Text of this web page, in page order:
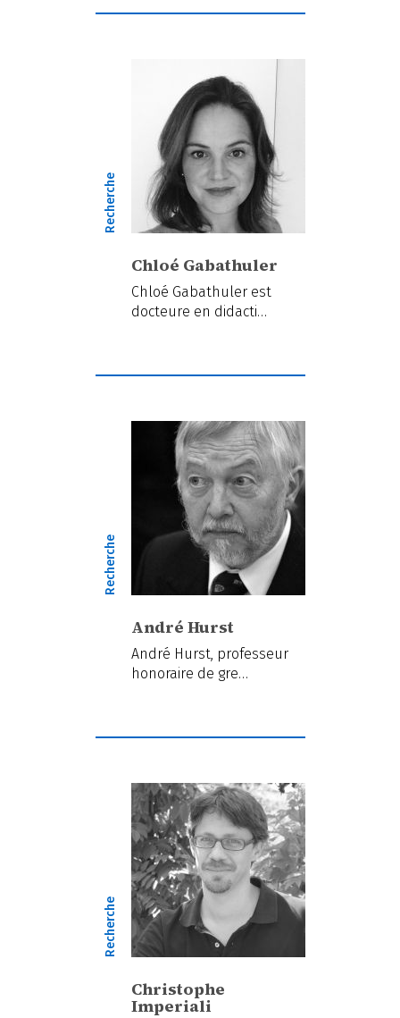
Recherche
Chloé Gabathuler
Chloé Gabathuler est
docteure en didacti…
Recherche
André Hurst
André Hurst, professeur
honoraire de gre…
Recherche
Christophe
Imperiali